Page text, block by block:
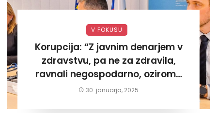
V FOKUSU
Korupcija: “Z javnim denarjem v
zdravstvu, pa ne za zdravila,
ravnali negospodarno, oziroma
za lastni žep. Tokrat na Žalskem«
30. januarja, 2025